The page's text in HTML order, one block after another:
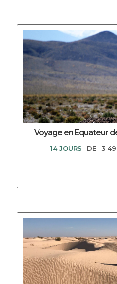
Voyage en Equateur
14 JOURS DE 3
DECOUVRIR CE CIRCUIT